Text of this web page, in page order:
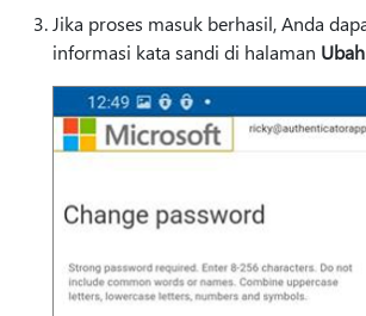
Jika proses masuk berhasil, Anda
informasi kata sandi di halaman